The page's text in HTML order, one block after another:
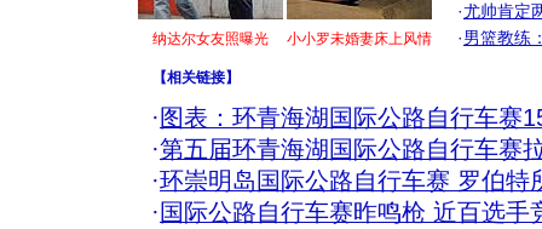
纳达尔女友照曝光 小小罗未婚妻床上风情
·尤帅肯定
·男篮教练
【相关链接】
· 图表：环青海湖国际公路自行车赛
·第五届环青海湖国际公路自行车赛
·环崇明岛国际公路自行车赛 罗伯特
· 国际公路自行车赛昨鸣枪 近百选手